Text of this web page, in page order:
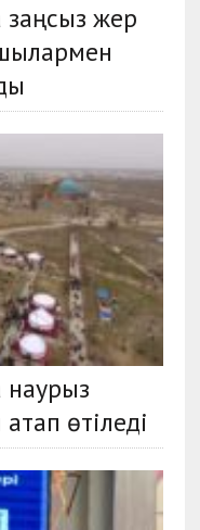
жер
наурыз
өтіледі